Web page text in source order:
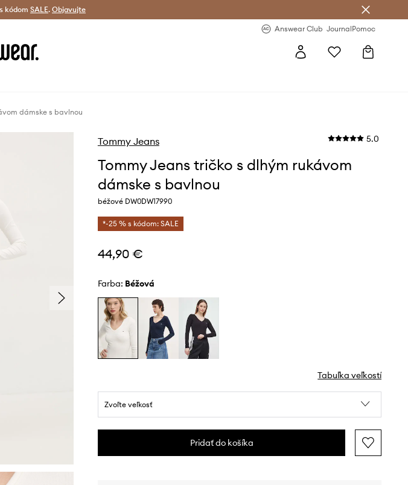
aj do 24 h >
kódom SALE. Objavujte
Answear Club JournalPomoc
dámske s bavlnou
Tommy Jeans 5.0
Tommy Jeans tričko s dlhým rukávom
dámske s bavlnou
béžové DW0DW17990
*-25 % s kódom: SALE
44,90 €
Farba: béžová
Tabuľka veľkostí
Zvoľte veľkosť
Pridať do košíka